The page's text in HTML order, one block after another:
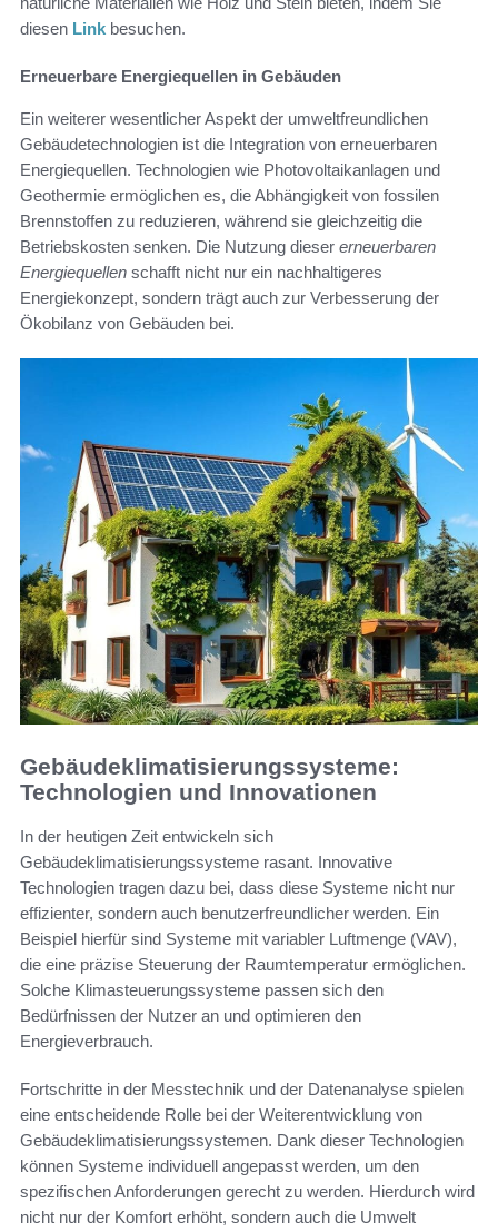
diesen Link besuchen.
Erneuerbare Energiequellen in Gebäuden
Ein weiterer wesentlicher Aspekt der umweltfreundlichen
Gebäudetechnologien ist die Integration von erneuerbaren
Energiequellen. Technologien wie Photovoltaikanlagen und
Geothermie ermöglichen es, die Abhängigkeit von fossilen
Brennstoffen zu reduzieren, während sie gleichzeitig die
Betriebskosten senken. Die Nutzung dieser erneuerbaren
Energiequellen schafft nicht nur ein nachhaltigeres
Energiekonzept, sondern trägt auch zur Verbesserung der
Ökobilanz von Gebäuden bei.
Gebäudeklimatisierungssysteme:
Technologien und Innovationen
In der heutigen Zeit entwickeln sich
Gebäudeklimatisierungssysteme rasant. Innovative
Technologien tragen dazu bei, dass diese Systeme nicht nur
effizienter, sondern auch benutzerfreundlicher werden. Ein
Beispiel hierfür sind Systeme mit variabler Luftmenge (VAV),
die eine präzise Steuerung der Raumtemperatur ermöglichen.
Solche Klimasteuerungssysteme passen sich den
Bedürfnissen der Nutzer an und optimieren den
Energieverbrauch.
Fortschritte in der Messtechnik und der Datenanalyse spielen
eine entscheidende Rolle bei der Weiterentwicklung von
Gebäudeklimatisierungssystemen. Dank dieser Technologien
können Systeme individuell angepasst werden, um den
spezifischen Anforderungen gerecht zu werden. Hierdurch wird
nicht nur der Komfort erhöht, sondern auch die Umwelt